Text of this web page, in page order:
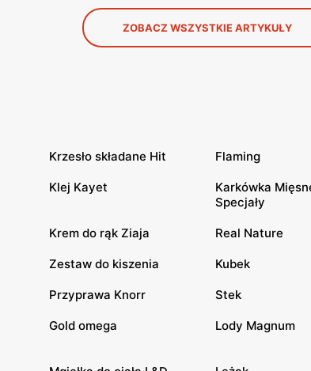
ZOBACZ WSZYSTKIE ARTYKUŁY
Krzesło składane Hit Flaming
Klej Kayet
Karkówka
Specjały
Krem do rąk Ziaja Real Nature
Zestaw do kiszenia Kubek
Przyprawa Knorr Stek
Gold omega Lody Magnum